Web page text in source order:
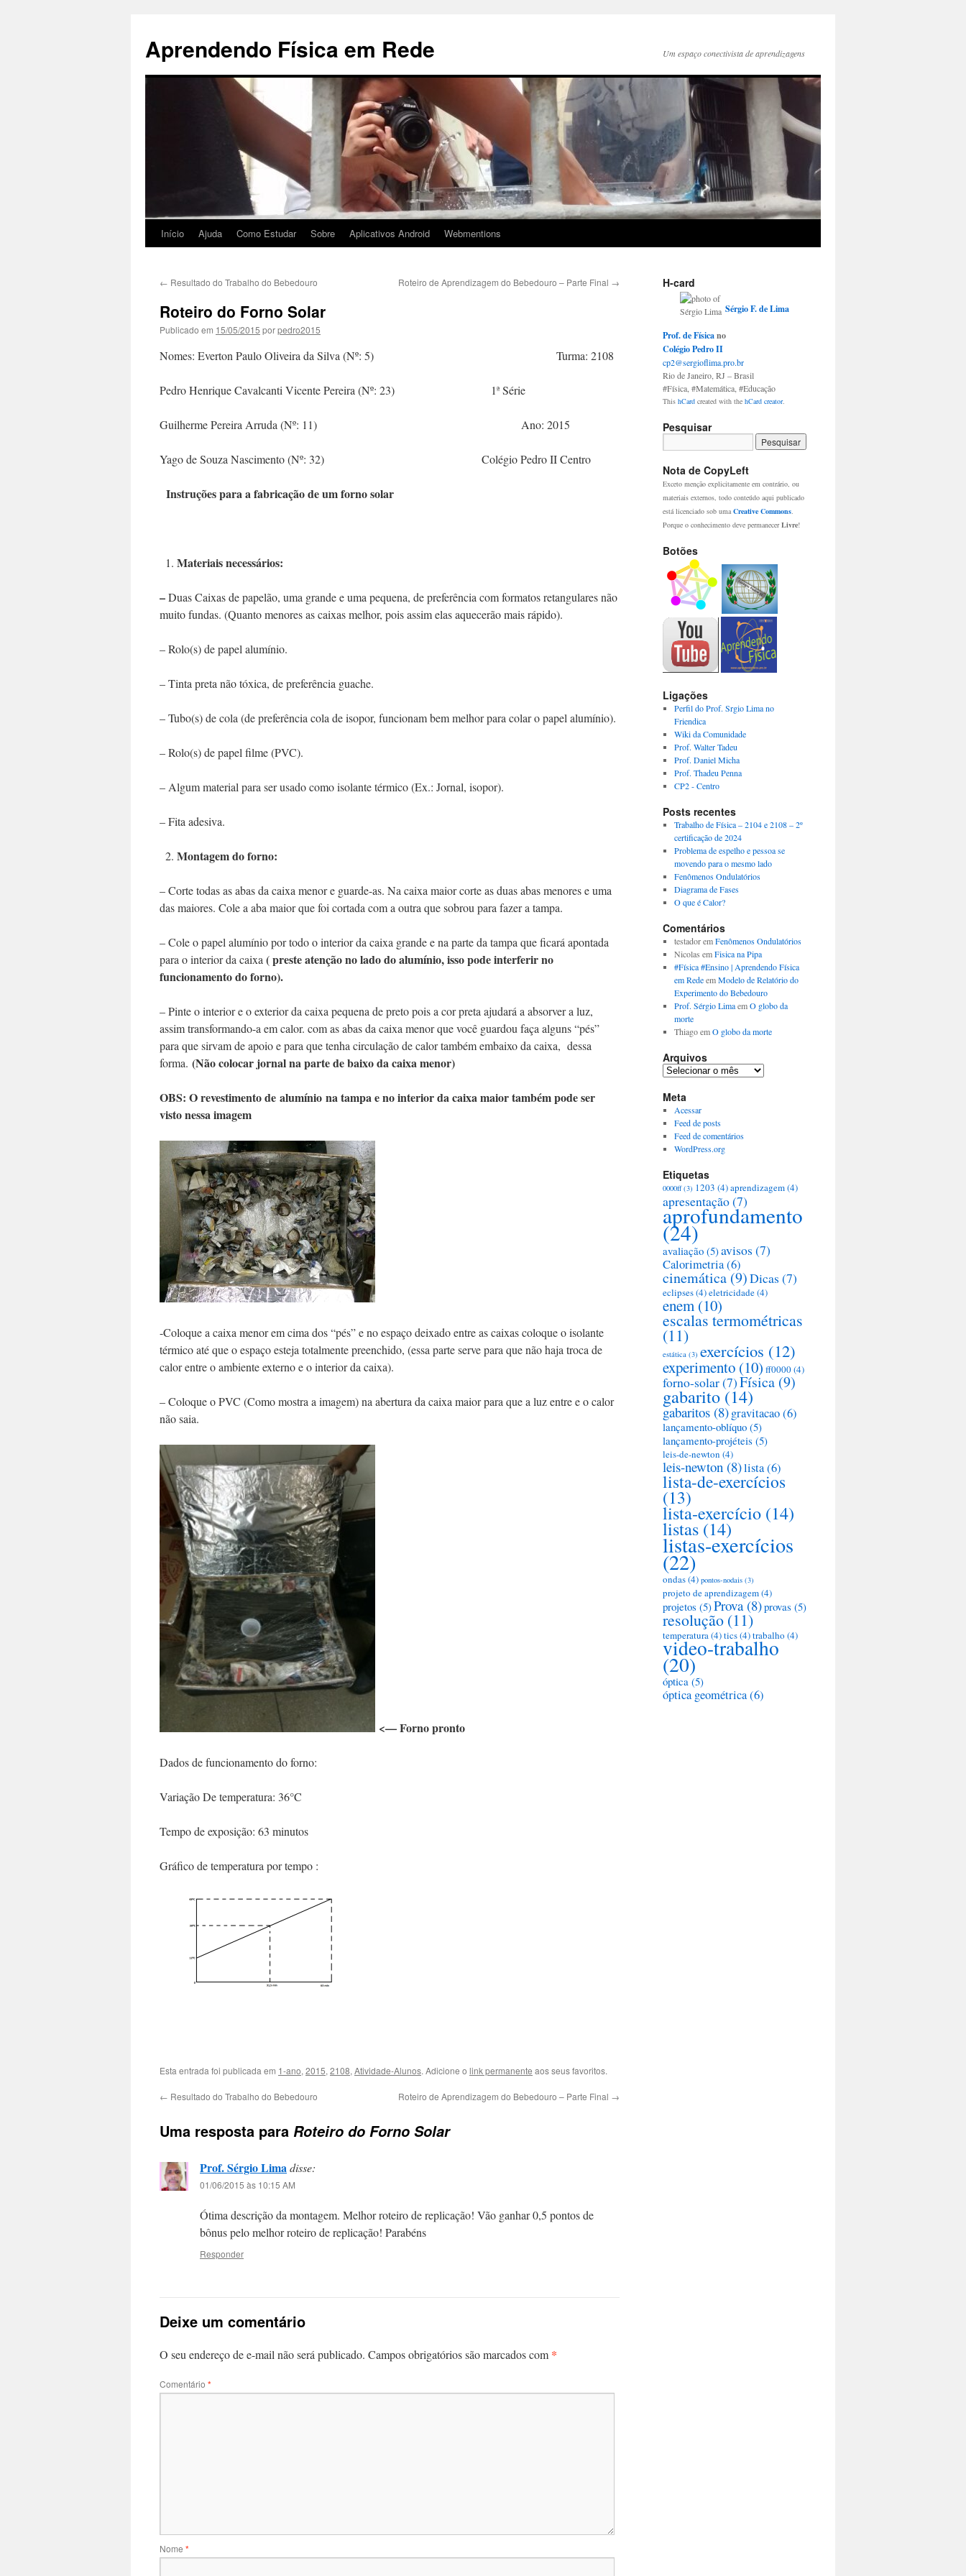
conteúdo
Aprendendo Física em Rede Um espaço conectivista de aprendizagens
Início Ajuda Como Estudar Sobre Aplicativos Android Webmentions
← Resultado do Trabalho do Bebedouro Roteiro de Aprendizagem do Bebedouro – Parte Final →
Roteiro do Forno Solar
Publicado em 15/05/2015 porpedro2015
Nomes: Everton Paulo Oliveira da Silva (Nº: 5) Turma: 2108
Pedro Henrique Cavalcanti Vicente Pereira (Nº: 23) 1ª Série
Guilherme Pereira Arruda (Nº: 11) Ano: 2015
Yago de Souza Nascimento (Nº: 32) Colégio Pedro II Centro
Instruções para a fabricação de um forno solar
Materiais necessários:
–Duas Caixas de papelão, uma grande e uma pequena, de preferência com formatos retangulares não
muito fundas. (Quanto menores as caixas melhor, pois assim elas aquecerão mais rápido).
– Rolo(s) de papel alumínio.
– Tinta preta não tóxica, de preferência guache.
– Tubo(s) de cola (de preferência cola de isopor, funcionam bem melhor para colar o papel alumínio).
– Rolo(s) de papel filme (PVC).
– Algum material para ser usado como isolante térmico (Ex.: Jornal, isopor).
– Fita adesiva.
Montagem do forno:
– Corte todas as abas da caixa menor e guarde-as. Na caixa maior corte as duas abas menores e uma
das maiores. Cole a aba maior que foi cortada com a outra que sobrou para fazer a tampa.
– Cole o papel alumínio por todo o interior da caixa grande e na parte da tampa que ficará apontada
para o interior da caixa ( preste atenção no lado do alumínio, isso pode interferir no
funcionamento do forno).
– Pinte o interior e o exterior da caixa pequena de preto pois a cor preta ajudará a absorver a luz,
assim transformando-a em calor. com as abas da caixa menor que você guardou faça alguns “pés”
para que sirvam de apoio e para que tenha circulação de calor também embaixo da caixa, dessa
forma. (Não colocar jornal na parte de baixo da caixa menor)
OBS: O revestimento de alumínio na tampa e no interior da caixa maior também pode ser
visto nessa imagem
-Coloque a caixa menor em cima dos “pés” e no espaço deixado entre as caixas coloque o isolante
térmico até que o espaço esteja totalmente preenchido, (essa parte serve para que não haja troca de
calor entre o ambiente externo e o interior da caixa).
– Coloque o PVC (Como mostra a imagem) na abertura da caixa maior para que a luz entre e o calor
não saia.
<— Forno pronto
Dados de funcionamento do forno:
Variação De temperatura: 36°C
Tempo de exposição: 63 minutos
Gráfico de temperatura por tempo :
Esta entrada foi publicada em 1-ano, 2015, 2108, Atividade-Alunos. Adicione o link permanente aos seus favoritos.
← Resultado do Trabalho do Bebedouro Roteiro de Aprendizagem do Bebedouro – Parte Final →
Uma resposta para Roteiro do Forno Solar
Prof. Sérgio Limadisse:
01/06/2015 às 10:15 AM
Ótima descrição da montagem. Melhor roteiro de replicação! Vão ganhar 0,5 pontos de
bônus pelo melhor roteiro de replicação! Parabéns
Responder
Deixe um comentário
O seu endereço de e-mail não será publicado. Campos obrigatórios são marcados com *
Comentário *
Nome *
H-card
SérgioF.de Lima
Prof. de Físicano
Colégio Pedro II
cp2@sergioflima.pro.br
Rio de Janeiro RJ – Brasil
#Física #Matemática #Educação
This hCard created with the hCard creator.
Pesquisar
Nota de CopyLeft
Exceto menção explicitamente em contrário, ou
materiais externos, todo conteúdo aqui publicado
está licenciado sob uma Creative Commons.
Porque o conhecimento deve permanecerLivre!
Botões
Ligações
Perfil do Prof. Srgio Lima no
Friendica
Wiki da Comunidade
Prof. Walter Tadeu
Prof. Daniel Micha
Prof. Thadeu Penna
CP2 - Centro
Posts recentes
Trabalho de Física – 2104 e 2108 – 2º
certificação de 2024
Problema de espelho e pessoa se
movendo para o mesmo lado
Fenômenos Ondulatórios
Diagrama de Fases
O que é Calor?
Comentários
testadoremFenômenos Ondulatórios
Nicolas emFisica na Pipa
#Física #Ensino | Aprendendo Física
em RedeemModelo de Relatório do
Experimento do Bebedouro
Prof. Sérgio LimaemO globo da
morte
ThiagoemO globo da morte
Arquivos
Arquivos
Meta
Acessar
Feed de posts
Feed de comentários
WordPress.org
Etiquetas
0000ff(3) 1203 (4)aprendizagem(4)
apresentação(7)
aprofundamento
(24)
avaliação (5)avisos (7)
Calorimetria(6)
cinemática (9)Dicas (7)
eclipses(4)eletricidade(4)
enem (10)
escalas termométricas
(11)
estática (3) exercícios (12)
experimento (10) ff0000(4)
forno-solar(7)Física (9)
gabarito(14)
gabaritos (8)gravitacao(6)
lançamento-oblíquo (5)
lançamento-projéteis (5)
leis-de-newton (4)
leis-newton (8)lista(6)
lista-de-exercícios
(13)
lista-exercício (14)
listas (14)
listas-exercícios
(22)
ondas(4) pontos-nodais (3)
projeto de aprendizagem(4)
projetos (5)Prova(8)provas (5)
resolução (11)
temperatura(4)tics(4)trabalho (4)
video-trabalho
(20)
óptica (5)
óptica geométrica(6)